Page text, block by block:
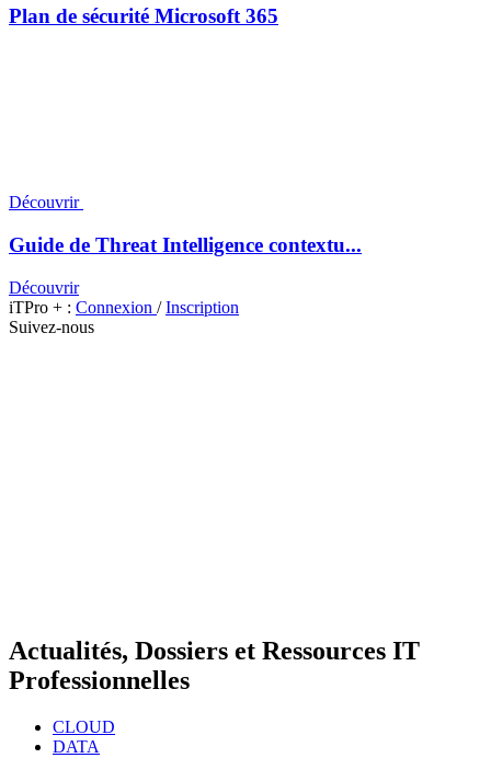
Plan de sécurité Microsoft 365
Découvrir
Guide de Threat Intelligence contextu...
Découvrir
iTPro + : Connexion /Inscription
Suivez-nous
Actualités, Dossiers et Ressources IT
Professionnelles
CLOUD
DATA